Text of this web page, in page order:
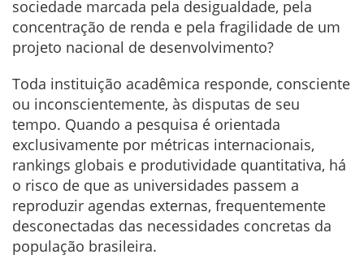
sociedade marcada pela desigualdade, pela
concentração de renda e pela fragilidade de um
projeto nacional de desenvolvimento?
Toda instituição acadêmica responde, consciente
ou inconscientemente, às disputas de seu
tempo. Quando a pesquisa é orientada
exclusivamente por métricas internacionais,
rankings globais e produtividade quantitativa, há
o risco de que as universidades passem a
reproduzir agendas externas, frequentemente
desconectadas das necessidades concretas da
população brasileira.